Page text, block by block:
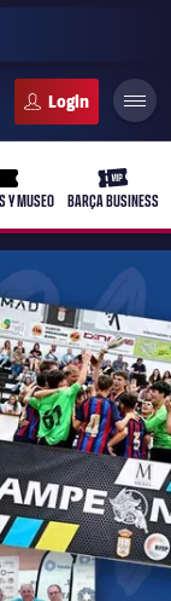
ticket-full
Y MUSEO
ticket-
BARÇA BUSINESS